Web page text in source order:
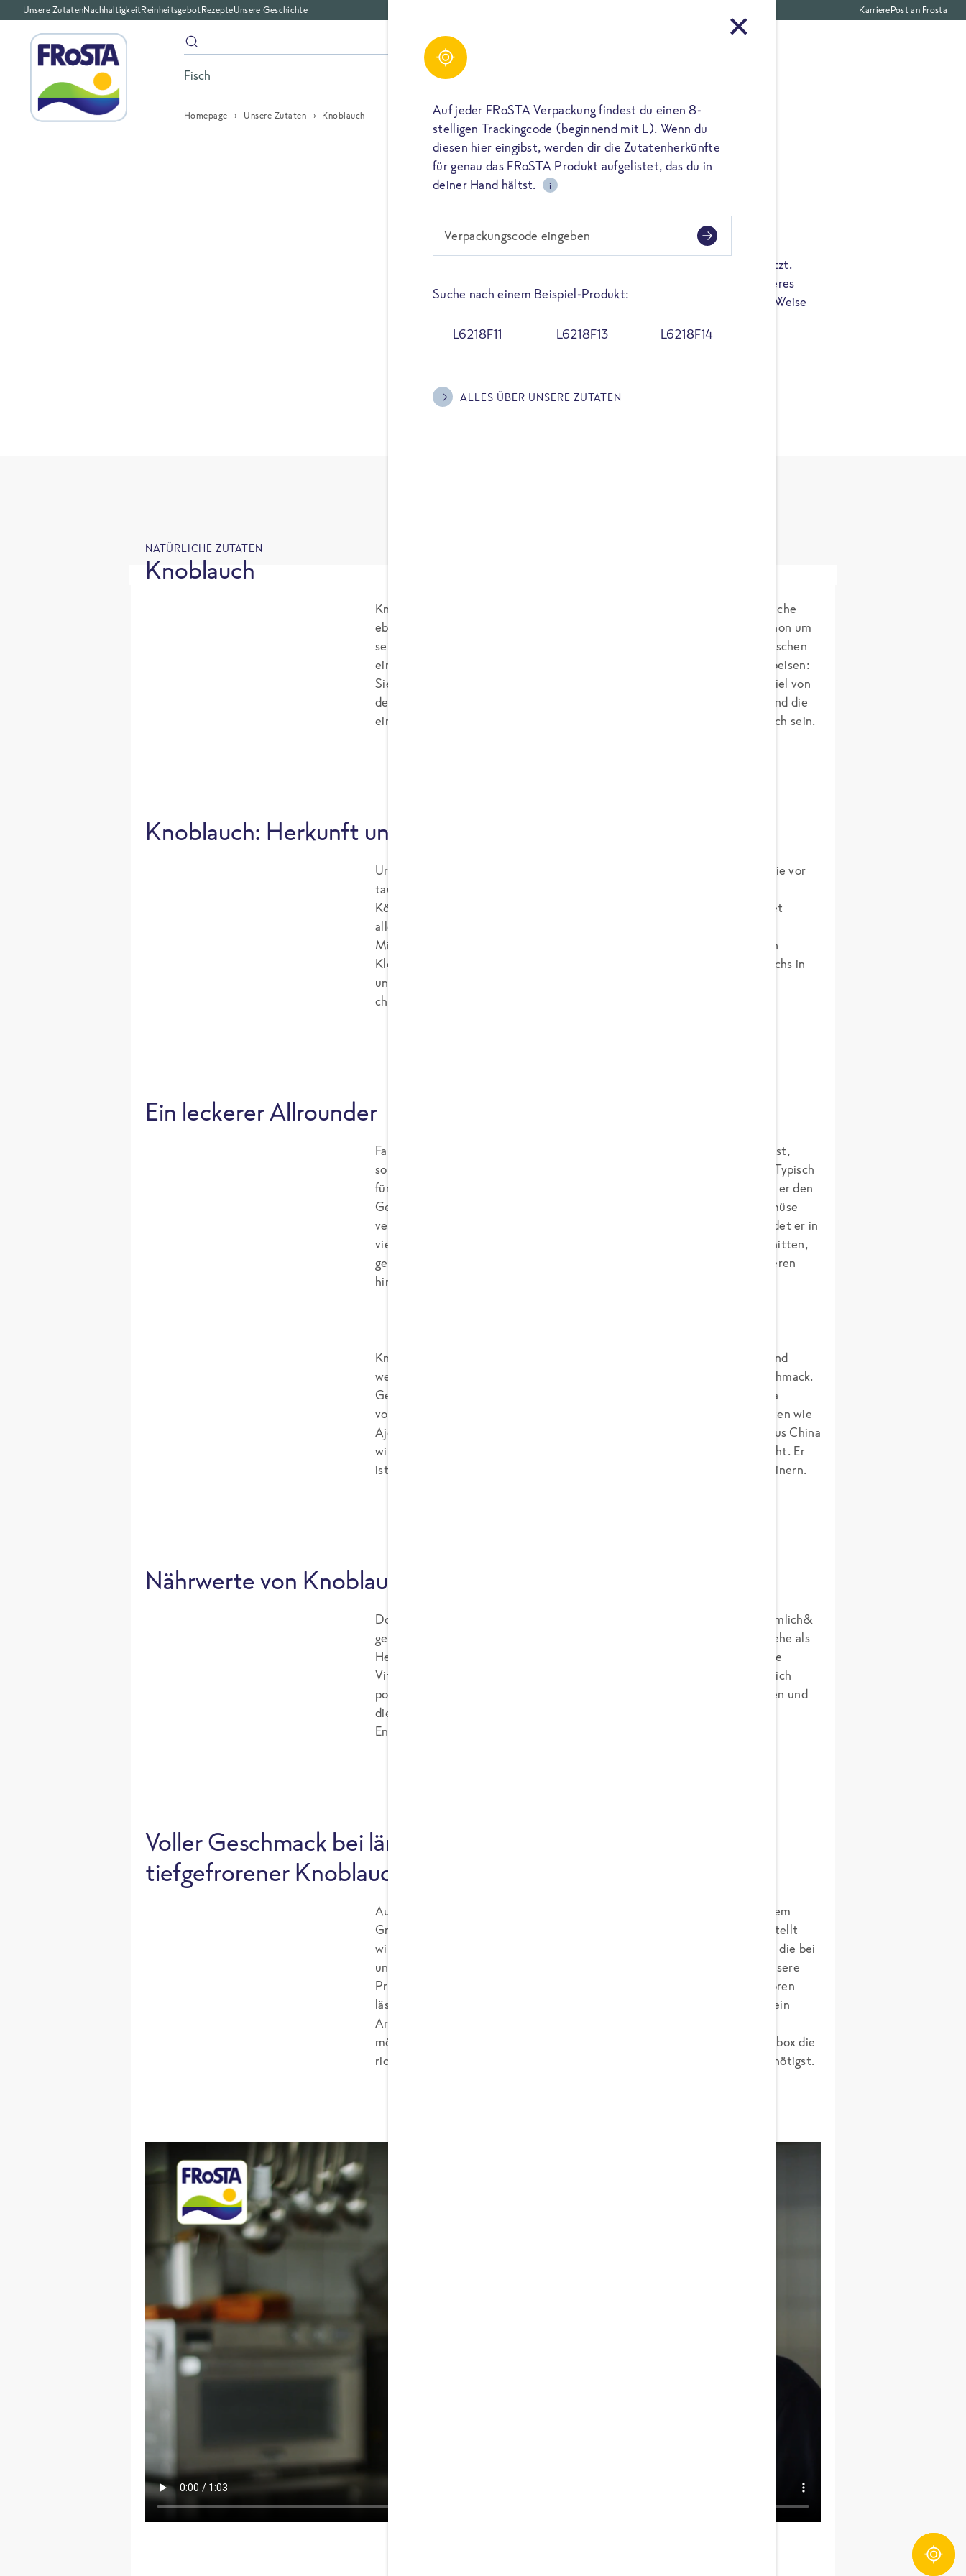
Unsere ZutatenNachhaltigkeitReinheitsgebotRezepteUnsere Geschichte KarrierePost an Frosta
Fisch Gerichte
Homepage Unsere Zutaten Knoblauch
UNSERE ZUTATEN
Knoblauch
In vielen FRoSTA Produkten wird Knoblauch eingesetzt.
Dieser gibt den Gerichten nicht nur ein ganz besonderes
Aroma, sondern verstärkt zudem auf ganz natürliche Weise
NATÜRLICHE ZUTATEN
Knoblauch
Knoblauch ist ein echter Globetrotter. Du findest ihn in der asiatischen Küche
ebenso wie im Mittelmeerraum, die alten Ägypter und Römer wussten schon um
seine Qualitäten und auch in der deutschen Küche gehört er für viele Menschen
einfach dazu. Dips, Saucen, Fleisch- und Fischgerichte, kalte und warme Speisen:
Sie alle werden oft mit Knoblauch verfeinert. Lediglich bei der Frage, wie viel von
der Zehe in das jeweilige Gericht gehört, scheiden sich die Geister. Während die
einen eher vorsichtig dosieren, kann es für andere gar nicht genug Knoblauch sein.
Knoblauch: Herkunft und Verbreitung
Ursprünglich stammt die Knolle aus dem asiatischen Raum. Von dort trat sie vor
tausenden von Jahren ihren Siegeszug in die ganze Welt an. Wie genau die
Köstlichkeit nach Europa kam, weiß man heute nicht mehr genau, es deutet
allerdings einiges darauf hin, dass die Römer sie mitbrachten. Bereits im
Mittelalter war Knoblauch auch als Heilpflanze bekannt, wurde vor allem in
Klöstern angebaut und in Europa verbreitet. Bei der Herkunft des Knoblauchs in
unseren Gerichten halten wir es klassisch und verwenden Pflanzen aus
chinesischem Anbau.
Ein leckerer Allrounder
Fans der Zehe schwören nicht nur auf den Geschmack des Knoblauchs selbst,
sondern wissen auch seine Auswirkungen auf andere Zutaten zu schätzen. Typisch
für den Knoblauch ist nämlich neben seinem eigenen scharfen Aroma, dass er den
Geschmack anderer Zutaten verstärkt. Er selbst wird als Gewürz oder Gemüse
verwendet, je nachdem wie intensiv das Aroma herauskommen soll. So findet er in
vielen verschiedenen Gerichten Verwendung. Er wird gepresst oder geschnitten,
gekocht oder roh verzehrt und kann untergerührt oder kurz vor dem Servieren
hinzugefügt werden.
Knoblauch ist übrigens nicht gleich Knoblauch: Mehrere hundert Sorten sind
weltweit bekannt und unterscheiden sich in Bezug auf Aussehen und Geschmack.
Genießbar sind davon etwa 80 Arten, die alle ein unterschiedliches Aroma
vorweisen. Besonders verbreitet und beliebt sind gemeine Knoblauch-Sorten wie
Ajo Morado, Germidour, Silverskin oder Vivalto. Der typische Knoblauch aus China
wird häufig als „Soloknoblauch“ bezeichnet, da er nur aus einer Zehe besteht. Er
ist vergleichsweise mild und erlaubt es dir, dein Gericht behutsam zu verfeinern.
Nährwerte von Knoblauch
Doch nicht nur in Sachen Geschmack überzeugt Knoblauch, er ist auch ziemlich&
gesund. Es hat schon einen Grund, dass bereits unsere Vorfahren auf die Zehe als
Heilmittel setzten. Knoblauch enthält viele Vitamine und Mineralstoffe wie
Vitamin C und E, Eisen, Magnesium und Zink. Der maßvolle Verzehr kann sich
positiv auf das Herz-Kreislauf-System auswirken, den Blutdruck stabilisieren und
die Verdauung anregen. Er kann außerdem das Immunsystem stärken und
Entzündungen hemmen. Außerdem soll die Zehe gegen Haarausfall helfen.
Voller Geschmack bei längerer Haltbarkeit:
tiefgefrorener Knoblauch
Auch bei FRoSTA wissen wir die Zehe natürlich sehr zu schätzen. Aus diesem
Grund verzichten wir auch auf Knoblauchpulver, welches industriell hergestellt
wird und weniger aromatisch ist. Stattdessen setzen wir auf frische Zehen, die bei
uns vor Ort zerkleinert und dann verarbeitet werden. Davon profitieren unsere
Produkte, wie zum Beispiel die
, enorm. Tiefgefroren
lässt sich der Knoblauch besonders lange lagern und verliert dabei weder sein
Aroma noch seine Nährstoffe. Wenn du deine Gerichte selbst verfeinern
möchtest, ist dazu unser
in der praktischen Klickbox die
richtige Wahl. Damit entnimmst du immer nur das, was du auch gerade benötigst.
Zutatentracker
Auf jeder FRoSTA Verpackung findest du einen 8-
stelligen Trackingcode (beginnend mit L). Wenn du
diesen hier eingibst, werden dir die Zutatenherkünfte
für genau das FRoSTA Produkt aufgelistet, das du in
deiner Hand hältst.
i
Verpackungscode eingeben
Suche nach einem Beispiel-Produkt:
L6218F11 L6218F13 L6218F14
ALLES ÜBER UNSERE ZUTATEN